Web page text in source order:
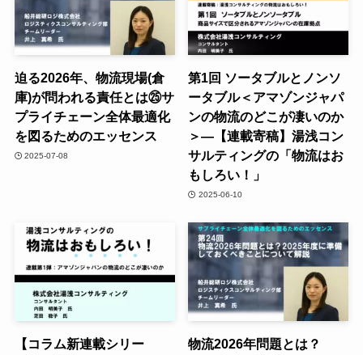
迫る2026年、物流現場(倉
庫)が問われる責任とは㉕サ
プライチェーン全体最適化
を図るためのエッセンス
2025-07-08
第1回 ソータブルとノンソ
ータブル＜アマゾンジャパ
ンの物流のどこが凄いのか
＞―【連載寄稿】湯浅コン
サルティングの「物流はお
もしろい！」
2025-06-10
【コラム新連載シリー
物流2026年問題とは？